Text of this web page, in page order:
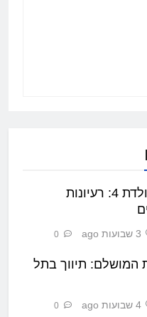
הפעלות ליום הולדת 4: רעיונות
3 שבועות ago 0
המושלם: תיווך בתל
4 שבועות ago 0